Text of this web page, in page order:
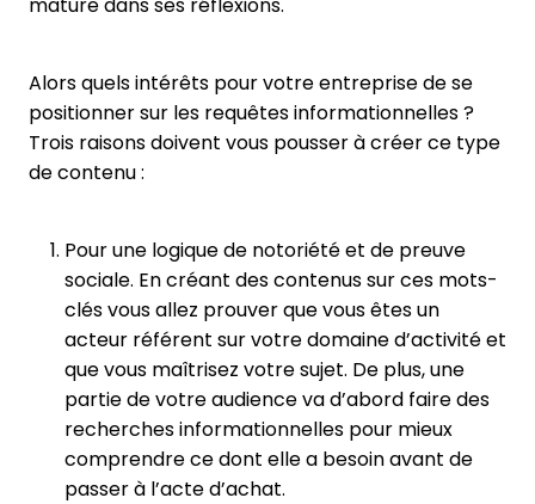
Alors quels intérêts pour votre entreprise de se
positionner sur les requêtes informationnelles ?
Trois raisons doivent vous pousser à créer ce type
de contenu :
Pour une logique de notoriété et de preuve
sociale. En créant des contenus sur ces mots-
clés vous allez prouver que vous êtes un
acteur référent sur votre domaine d’activité et
que vous maîtrisez votre sujet. De plus, une
partie de votre audience va d’abord faire des
recherches informationnelles pour mieux
comprendre ce dont elle a besoin avant de
passer à l’acte d’achat.